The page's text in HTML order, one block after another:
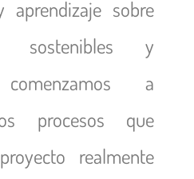
aprendizaje sobre
sostenibles y
comenzamos a
procesos que
realmente